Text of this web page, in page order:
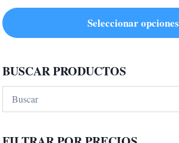
7,90€
Seleccionar opciones
tiene
múltiples
variantes.
BUSCAR PRODUCTOS